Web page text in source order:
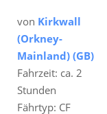
von Kirkwall
(Orkney-
Mainland) (GB)
Fahrzeit: ca. 2
Stunden
Fährtyp: CF